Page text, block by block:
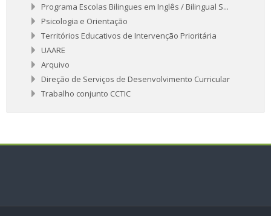
Programa Escolas Bilingues em Inglês / Bilingual S...
Psicologia e Orientação
Territórios Educativos de Intervenção Prioritária
UAARE
Arquivo
Direção de Serviços de Desenvolvimento Curricular
Trabalho conjunto CCTIC